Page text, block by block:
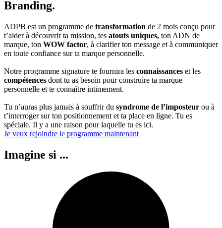
Branding.
ADPB est un programme de transformation de 2 mois conçu pour
t’aider à découvrir ta mission, tes atouts uniques, ton ADN de
marque, ton WOW factor, à clarifier ton message et à communiquer
en toute confiance sur ta marque personnelle.
Notre programme signature te fournira les connaissances et les
compétences dont tu as besoin pour construire ta marque
personnelle et te connaître intimement.
Tu n’auras plus jamais à souffrir du syndrome de l’imposteur ou à
t’interroger sur ton positionnement et ta place en ligne. Tu es
spéciale. Il y a une raison pour laquelle tu es ici.
Je veux rejoindre le programme maintenant
Imagine si ...